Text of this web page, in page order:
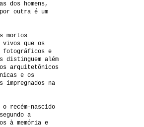
dos homens,
outra é um
mortos
vivos que os
fotográficos e
distinguem além
arquitetônicos
e os
na
recém-nascido
a
à memória e